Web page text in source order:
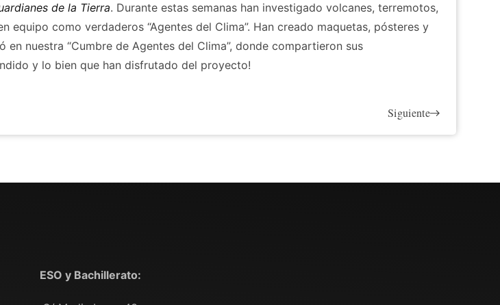
de la Tierra. Durante estas semanas han investigado volcanes, terremotos,
como verdaderos “Agentes del Clima”. Han creado maquetas, pósteres y
nuestra “Cumbre de Agentes del Clima”, donde compartieron sus
y lo bien que han disfrutado del proyecto!
Siguiente
ESO y Bachillerato: